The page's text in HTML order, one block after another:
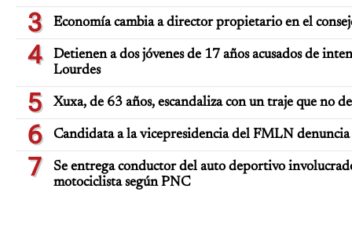
3 Economía cambia a director propietario en el
4
Detienen a dos jóvenes de 17 años acusados de
Lourdes
5 Xuxa, de 63 años, escandaliza con un traje que no
6 Candidata a la vicepresidencia del FMLN
7
Se entrega conductor del auto deportivo
motociclista según PNC